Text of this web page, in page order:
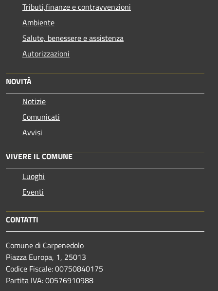
Tributi,finanze e contravvenzioni
Ambiente
Salute, benessere e assistenza
Autorizzazioni
NOVITÀ
Notizie
Comunicati
Avvisi
VIVERE IL COMUNE
Luoghi
Eventi
CONTATTI
Comune di Carpenedolo
Piazza Europa, 1, 25013
Codice Fiscale: 00750840175
Partita IVA: 00576910988